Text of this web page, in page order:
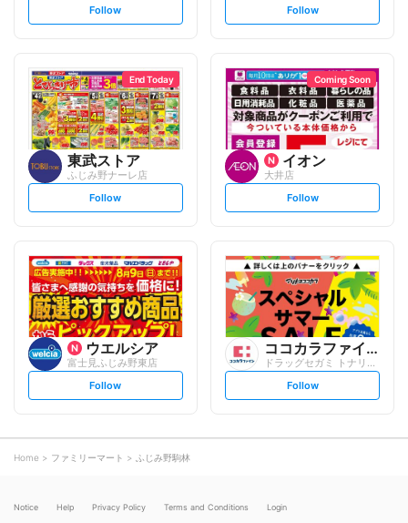
s
l
o
w
Follow
s
l
o
w
Follow
End Today
東武ストア
ふじみ野ナーレ店
s
l
o
w
Follow
Coming Soon
イオン
大井店
s
l
o
w
Follow
ウエルシア
富士見ふじみ野東店
s
l
o
Follow
ココカラファイン
ドラッグセガミ トナリエふじみ野店
s
l
Follow
Home ファミリーマート ふじみ野駒林
Notice Help Privacy Policy Terms and Conditions Login